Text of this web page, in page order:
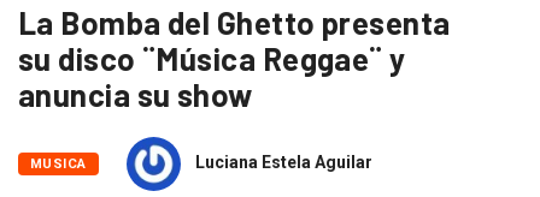
La Bomba del Ghetto presenta
su disco ¨Música Reggae¨ y
anuncia su show
MUSICA Luciana Estela Aguilar